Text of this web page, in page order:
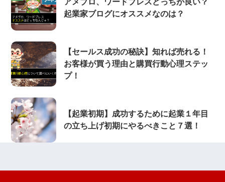
起業家ブログにオススメなのは？
【セールス成功の秘訣】知れば売れる！
お客様が買う理由と購買行動心理ステッ
プ！
【起業初期】成功するために起業１年目
の立ち上げ初期にやるべきこと７選！